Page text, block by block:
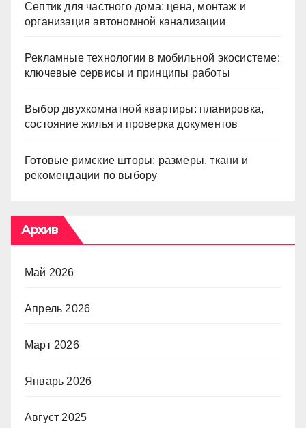
Септик для частного дома: цена, монтаж и
организация автономной канализации
Рекламные технологии в мобильной экосистеме:
ключевые сервисы и принципы работы
Выбор двухкомнатной квартиры: планировка,
состояние жилья и проверка документов
Готовые римские шторы: размеры, ткани и
рекомендации по выбору
Архив
Май 2026
Апрель 2026
Март 2026
Январь 2026
Август 2025